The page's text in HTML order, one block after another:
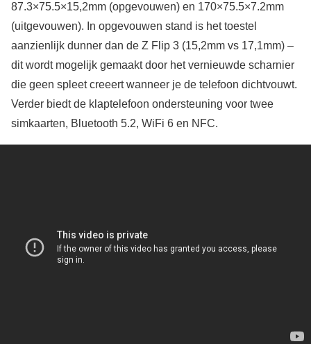
87.3×75.5×15,2mm (opgevouwen) en 170×75.5×7.2mm
(uitgevouwen). In opgevouwen stand is het toestel
aanzienlijk dunner dan de Z Flip 3 (15,2mm vs 17,1mm) –
dit wordt mogelijk gemaakt door het vernieuwde scharnier
die geen spleet creeert wanneer je de telefoon dichtvouwt.
Verder biedt de klaptelefoon ondersteuning voor twee
simkaarten, Bluetooth 5.2, WiFi 6 en NFC.